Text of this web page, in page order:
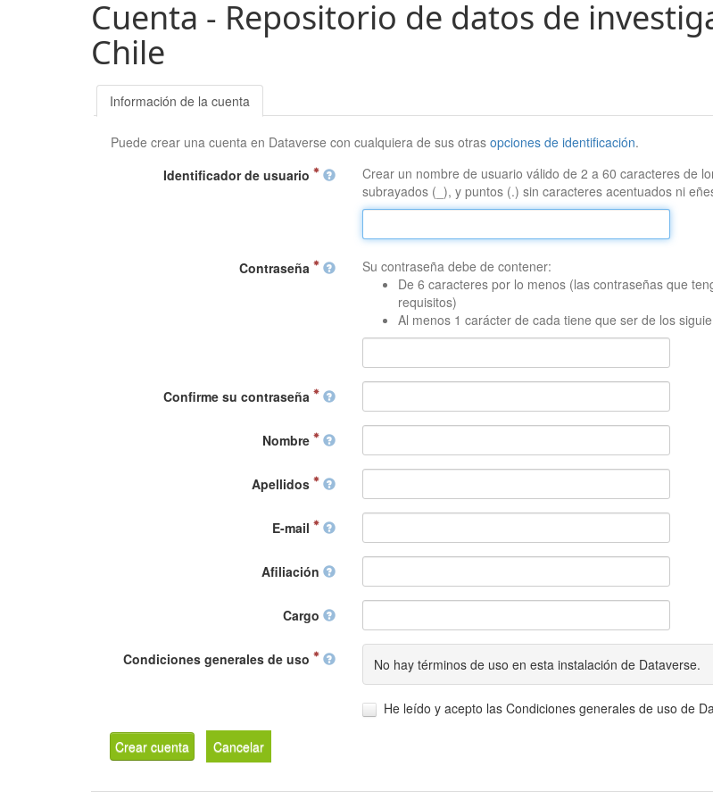
Cuenta - Repositorio de datos de
Chile
Información de la cuenta
Puede crear una cuenta en Dataverse con cualquiera de sus otrasopciones de identificación.
Identificador de usuario
Crear un nombre de usuario válido de 2 a 60 caracteres de
subrayados (_), y puntos (.) sin caracteres acentuados ni
Contraseña
Su contraseña debe de contener:
De 6 caracteres por lo menos (las contraseñas que
requisitos)
Al menos 1 carácter de cada tiene que ser de los
Confirme su contraseña
Nombre
Apellidos
E-mail
Afiliación
Cargo
Condiciones generales de uso No hay términos de uso en esta instalación de Dataverse.
He leído y acepto las Condiciones generales de uso de
Crear cuenta Cancelar